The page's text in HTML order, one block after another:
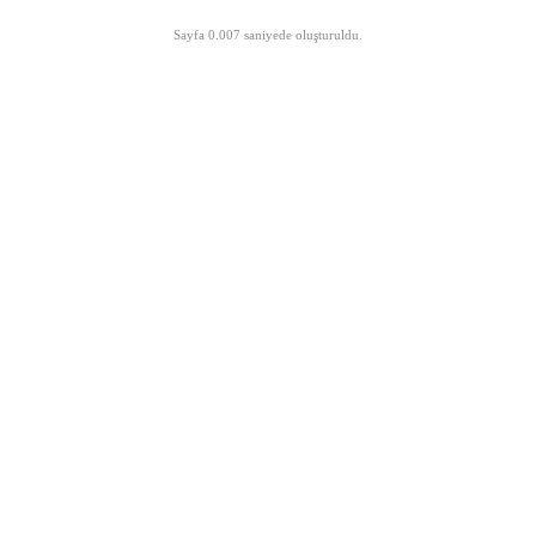
Sayfa 0.007 saniyede oluşturuldu.